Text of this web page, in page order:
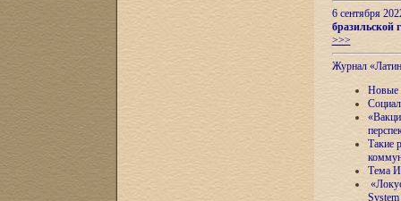
6 сентября
бразильской
>>>
Журнал
Новые
Такие
Тема